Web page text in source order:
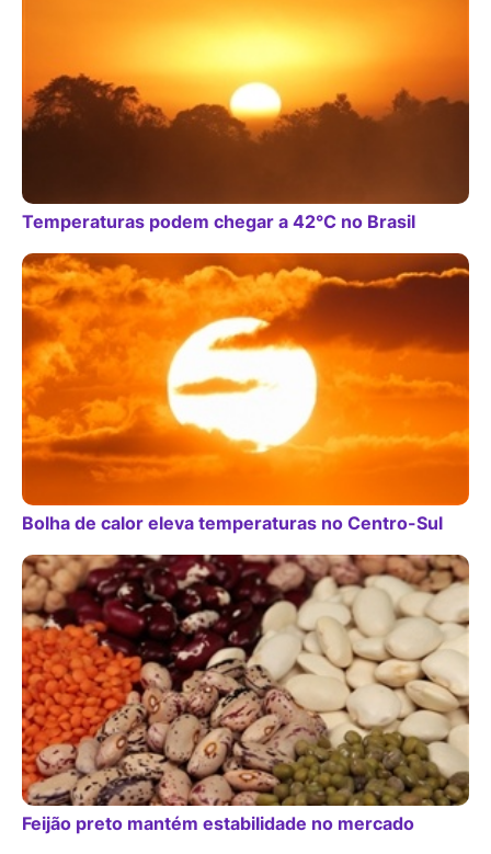
Temperaturas podem chegar a 42°C no Brasil
Bolha de calor eleva temperaturas no Centro-Sul
Feijão preto mantém estabilidade no mercado